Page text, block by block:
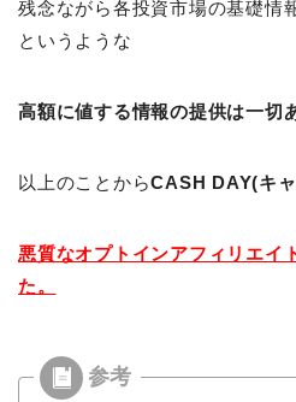
残念ながら各投資市場の基礎情
というような
高額に値する情報の提供は一切
以上のことからCASH DAY(キ
悪質なオプトインアフィリエイ
た。